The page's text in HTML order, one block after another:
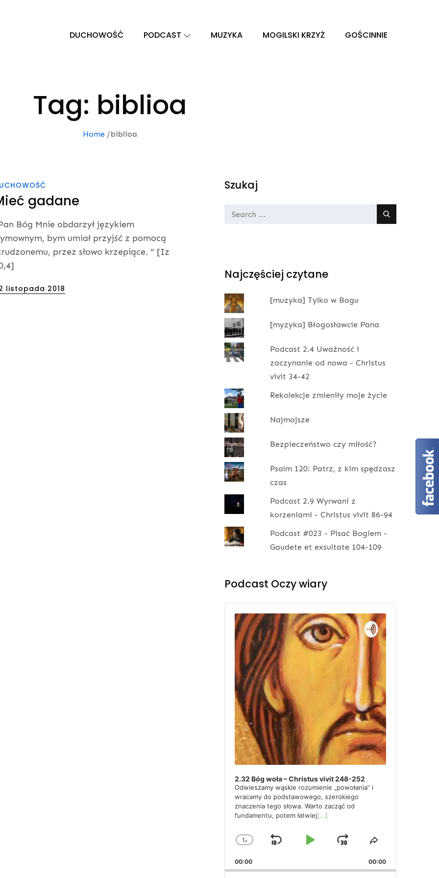
DUCHOWOŚĆ PODCAST MUZYKA MOGILSKI KRZYŻ GOŚCINNIE
Tag: biblioa
Home biblioa
gadane
Bóg Mnie obdarzył językiem
bym umiał przyjść z pomocą
przez słowo krzepiące. ” [Iz
listopada 2018
Szukaj
Search
Najczęściej czytane
[muzyka] Tylko w Bogu
[myzyka] Błogosławcie Pana
Podcast 2.4 Uważność i
zaczynanie od nowa - Christus
vivit 34-42
Rekolekcje zmieniły moje życie
Najmojsze
Bezpieczeństwo czy miłość?
Psalm 120: Patrz, z kim spędzasz
czas
Podcast 2.9 Wyrwani z
korzeniami - Christus vivit 86-94
Podcast #023 - Pisać Bogiem -
Gaudete et exsultate 104-109
Podcast Oczy wiary
Audio
Player
2.32 Bóg woła – Christus vivit 248-252
Odwieszamy wąskie rozumienie „powołania” i
wracamy do podstawowego, szerokiego
znaczenia tego słowa. Warto zacząć od
fundamentu, potem łatwiej[...]
Change
Rate
1x
Skip
Play
Jump
Forward
Share
Episode
00:00 00:00